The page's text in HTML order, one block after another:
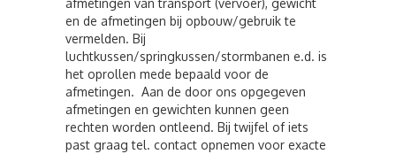
afmetingen van transport (vervoer), gewicht
en de afmetingen bij opbouw/gebruik te
vermelden. Bij
luchtkussen/springkussen/stormbanen e.d. is
het oprollen mede bepaald voor de
afmetingen. Aan de door ons opgegeven
afmetingen en gewichten kunnen geen
rechten worden ontleend. Bij twijfel of iets
past graag tel. contact opnemen voor exacte